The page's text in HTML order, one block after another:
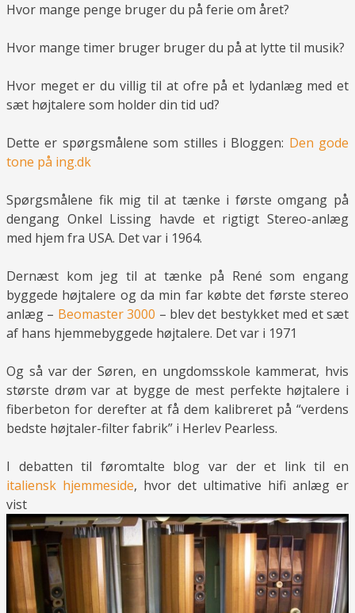
Hvor mange penge bruger du på ferie om året?
Hvor mange timer bruger bruger du på at lytte til musik?
Hvor meget er du villig til at ofre på et lydanlæg med et
sæt højtalere som holder din tid ud?
Dette er spørgsmålene som stilles i Bloggen: Den gode
tone på ing.dk
Spørgsmålene fik mig til at tænke i første omgang på
dengang Onkel Lissing havde et rigtigt Stereo-anlæg
med hjem fra USA. Det var i 1964.
Dernæst kom jeg til at tænke på René som engang
byggede højtalere og da min far købte det første stereo
anlæg – Beomaster 3000 – blev det bestykket med et sæt
af hans hjemmebyggede højtalere. Det var i 1971
Og så var der Søren, en ungdomsskole kammerat, hvis
største drøm var at bygge de mest perfekte højtalere i
fiberbeton for derefter at få dem kalibreret på “verdens
bedste højtaler-filter fabrik” i Herlev Pearless.
I debatten til føromtalte blog var der et link til en
italiensk hjemmeside, hvor det ultimative hifi anlæg er
vist